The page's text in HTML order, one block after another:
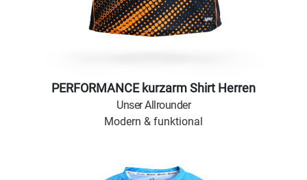
PERFORMANCE kurzarm Shirt Herren
Unser Allrounder
Modern & funktional